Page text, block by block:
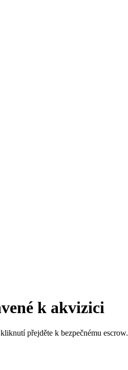
k akvizici
přejděte k bezpečnému escrow.